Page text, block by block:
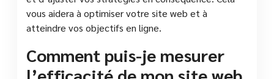
vous aidera à optimiser votre site web et à
atteindre vos objectifs en ligne.
Comment puis-je mesurer